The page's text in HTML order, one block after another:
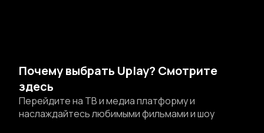
Почему выбрать Uplay? Смотрите
здесь
Перейдите на ТВ и медиа платформу и
наслаждайтесь любимыми фильмами и шоу